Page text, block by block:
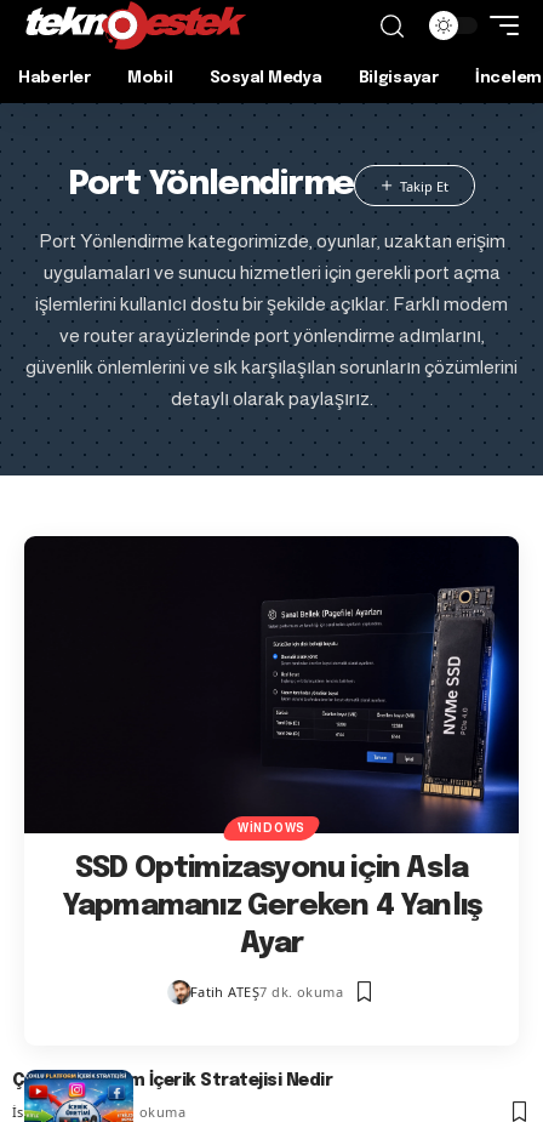
Haberler Mobil Sosyal Medya Bilgisayar
Port Yönlendirme
Port Yönlendirme kategorimizde, oyunlar, uzaktan erişim
uygulamaları ve sunucu hizmetleri için gerekli port açma
işlemlerini kullanıcı dostu bir şekilde açıklar. Farklı modem
ve router arayüzlerinde port yönlendirme adımlarını,
güvenlik önlemlerini ve sık karşılaşılan sorunların çözümlerini
detaylı olarak paylaşırız.
WINDOWS
SSD Optimizasyonu için Asla
Yapmamanız Gereken 4 Yanlış
Ayar
Fatih ATEŞ7 dk. okuma
Çoklu Platform İçerik Stratejisi Nedir
İsmail YILDIZ7 dk. okuma